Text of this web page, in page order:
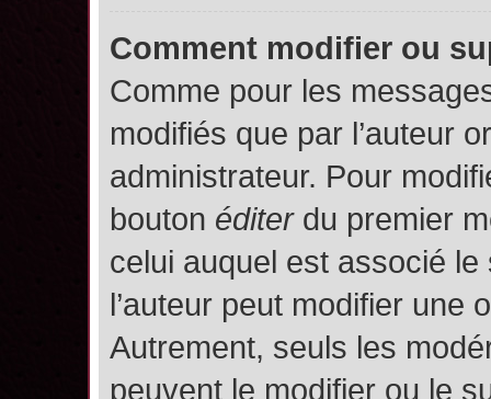
Comment modifier ou
Comme pour les
modifiés que par l’auteur
administrateur. Pour
bouton éditerdu premier
celui auquel est associé le
l’auteur peut modifier une
Autrement, seuls les
peuvent le modifier ou le